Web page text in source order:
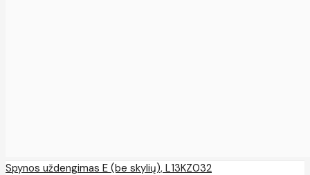
Spynos uždengimas E (be skylių), L13KZ032